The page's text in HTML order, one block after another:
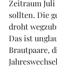
Zeitraum
sollten. Die
droht
Das ist
Brautpaare,